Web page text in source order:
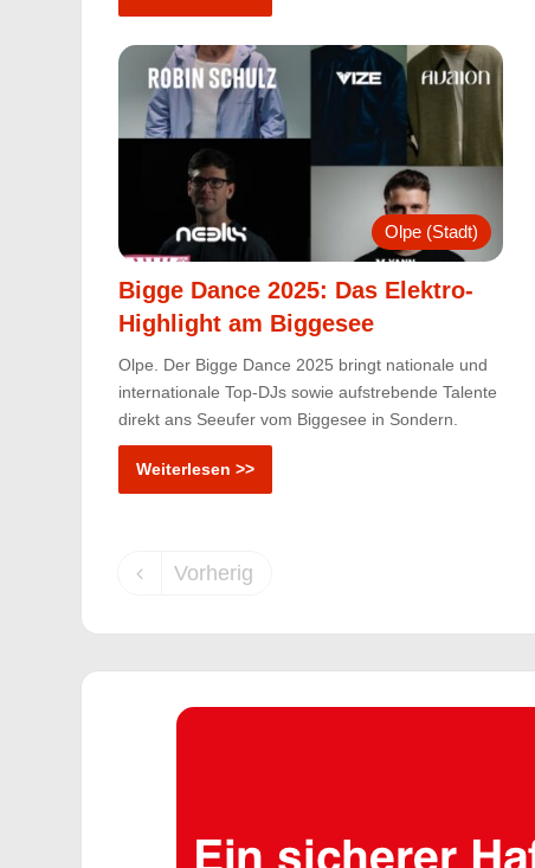
Olpe (Stadt)
Bigge Dance 2025: Das Elektro-
Highlight am Biggesee
Olpe. Der Bigge Dance 2025 bringt nationale und
internationale Top-DJs sowie aufstrebende Talente
direkt ans Seeufer vom Biggesee in Sondern.
Weiterlesen >>
Vorherig